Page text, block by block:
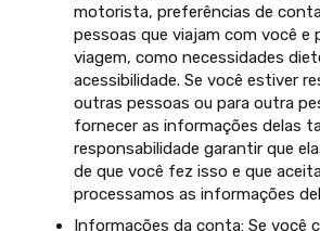
motorista, preferências de
pessoas que viajam com você e
viagem, como necessidades
acessibilidade. Se você estiver
outras pessoas ou para outra
fornecer as informações delas
responsabilidade garantir que
de que você fez isso e que
processamos as informações
Informações da conta: Se você